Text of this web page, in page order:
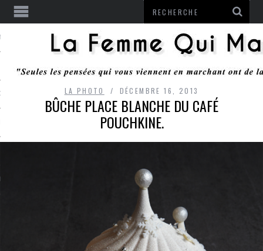
RESTER LA PHOTO DÉCEMBRE 16, 2013
BÛCHE PLACE BLANCHE DU CAFÉ
POUCHKINE.